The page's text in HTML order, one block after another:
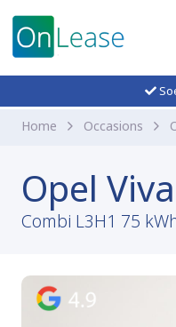
Home Occasions
Opel
Combi L3H1 75